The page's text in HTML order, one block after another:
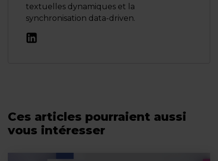
textuelles dynamiques et la
synchronisation data-driven.
Ces articles pourraient aussi
vous intéresser